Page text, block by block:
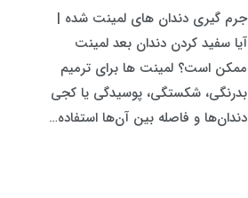
جرم گیری دندان های لمینت شده |
آیا سفید کردن دندان بعد لمینت
ممکن است؟ لمینت ها برای ترمیم
بدرنگی، شکستگی، پوسیدگی یا کجی
دندان‌ها و فاصله بین آن‌ها استفاده…